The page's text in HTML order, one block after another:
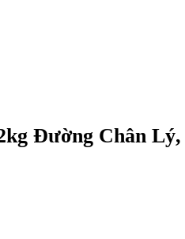
Đường Chân